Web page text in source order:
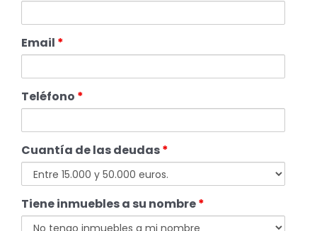
Email *
Teléfono *
Cuantía de las deudas*
Tiene inmuebles a su nombre*